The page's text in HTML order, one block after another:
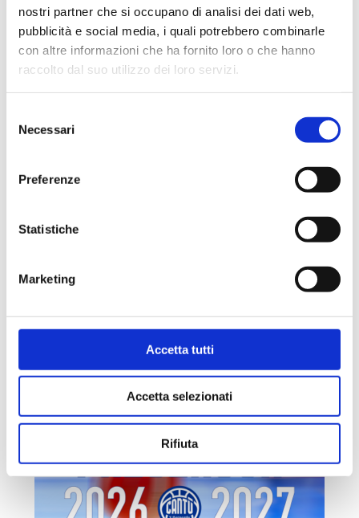
nostri partner che si occupano di analisi dei dati web,
pubblicità e social media, i quali potrebbero combinarle
con altre informazioni che ha fornito loro o che hanno
raccolto dal suo utilizzo dei loro servizi.
delNecessari
Preferenze
Statistiche
Marketing
Accetta tutti
Accetta selezionati
Rifiuta
Condividi
PAVILION
7 Agosto 2026